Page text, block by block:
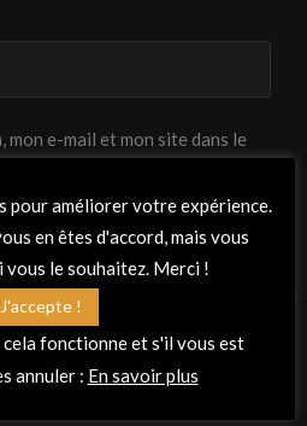
mon e-mail et mon site dans le
pour améliorer votre expérience.
en êtes d'accord, mais vous
vous le souhaitez. Merci !
J'accepte !
fonctionne et s'il vous est
annuler : En savoir plus